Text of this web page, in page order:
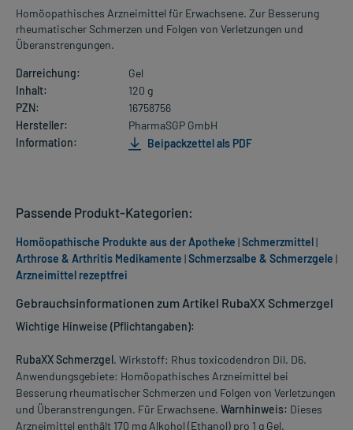
Homöopathisches Arzneimittel für Erwachsene. Zur Besserung
rheumatischer Schmerzen und Folgen von Verletzungen und
Überanstrengungen.
Darreichung:
Gel
Inhalt:
120 g
PZN:
16758756
Hersteller:
PharmaSGP GmbH
Information:
Beipackzettel als PDF
Gebrauchsinformationen zum Artikel RubaXX Schmerzgel
Wichtige Hinweise (Pflichtangaben):
RubaXX Schmerzgel. Wirkstoff: Rhus toxicodendron Dil. D6.
Anwendungsgebiete: Homöopathisches Arzneimittel bei
Besserung rheumatischer Schmerzen und Folgen von Verletzungen
und Überanstrengungen. Für Erwachsene. Warnhinweis: Dieses
Arzneimittel enthält 170 mg Alkohol (Ethanol) pro 1 g Gel.
Passende Produkt-Kategorien:
Homöopathische Produkte aus der Apotheke |Schmerzmittel|
Arthrose & Arthritis Medikamente |Schmerzsalbe & Schmerzgele |
Arzneimittel rezeptfrei